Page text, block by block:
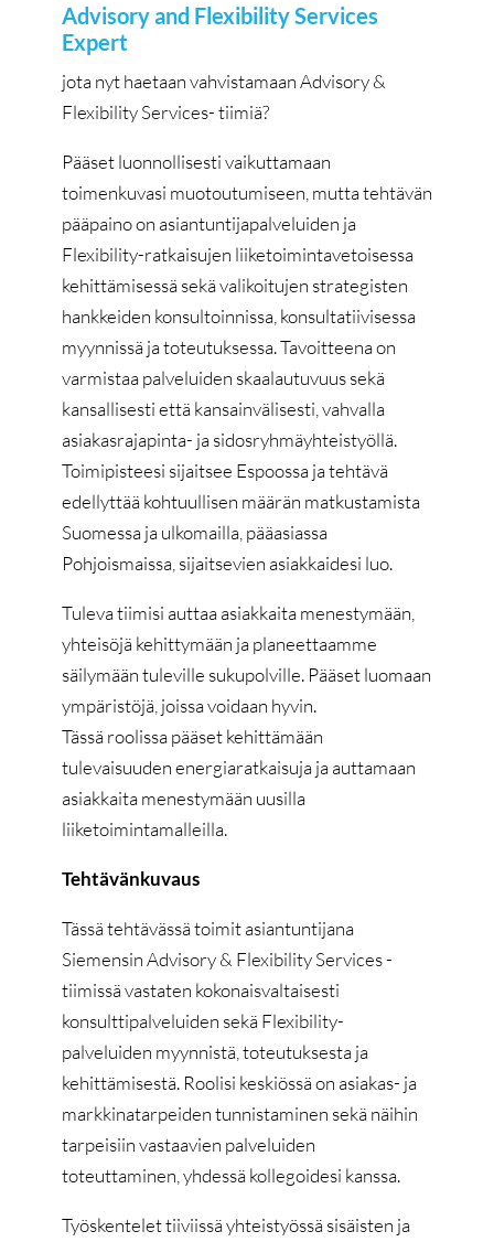
Advisory and Flexibility Services
Expert
jota nyt haetaan vahvistamaan Advisory &
Flexibility Services- tiimiä?
Pääset luonnollisesti vaikuttamaan
toimenkuvasi muotoutumiseen, mutta tehtävän
pääpaino on asiantuntijapalveluiden ja
Flexibility-ratkaisujen liiketoimintavetoisessa
kehittämisessä sekä valikoitujen strategisten
hankkeiden konsultoinnissa, konsultatiivisessa
myynnissä ja toteutuksessa. Tavoitteena on
varmistaa palveluiden skaalautuvuus sekä
kansallisesti että kansainvälisesti, vahvalla
asiakasrajapinta- ja sidosryhmäyhteistyöllä.
Toimipisteesi sijaitsee Espoossa ja tehtävä
edellyttää kohtuullisen määrän matkustamista
Suomessa ja ulkomailla, pääasiassa
Pohjoismaissa, sijaitsevien asiakkaidesi luo.
Tuleva tiimisi auttaa asiakkaita menestymään,
yhteisöjä kehittymään ja planeettaamme
säilymään tuleville sukupolville. Pääset luomaan
ympäristöjä, joissa voidaan hyvin.
Tässä roolissa pääset kehittämään
tulevaisuuden energiaratkaisuja ja auttamaan
asiakkaita menestymään uusilla
liiketoimintamalleilla.
Tehtävänkuvaus
Tässä tehtävässä toimit asiantuntijana
Siemensin Advisory & Flexibility Services -
tiimissä vastaten kokonaisvaltaisesti
konsulttipalveluiden sekä Flexibility-
palveluiden myynnistä, toteutuksesta ja
kehittämisestä. Roolisi keskiössä on asiakas- ja
markkinatarpeiden tunnistaminen sekä näihin
tarpeisiin vastaavien palveluiden
toteuttaminen, yhdessä kollegoidesi kanssa.
Työskentelet tiiviissä yhteistyössä sisäisten ja